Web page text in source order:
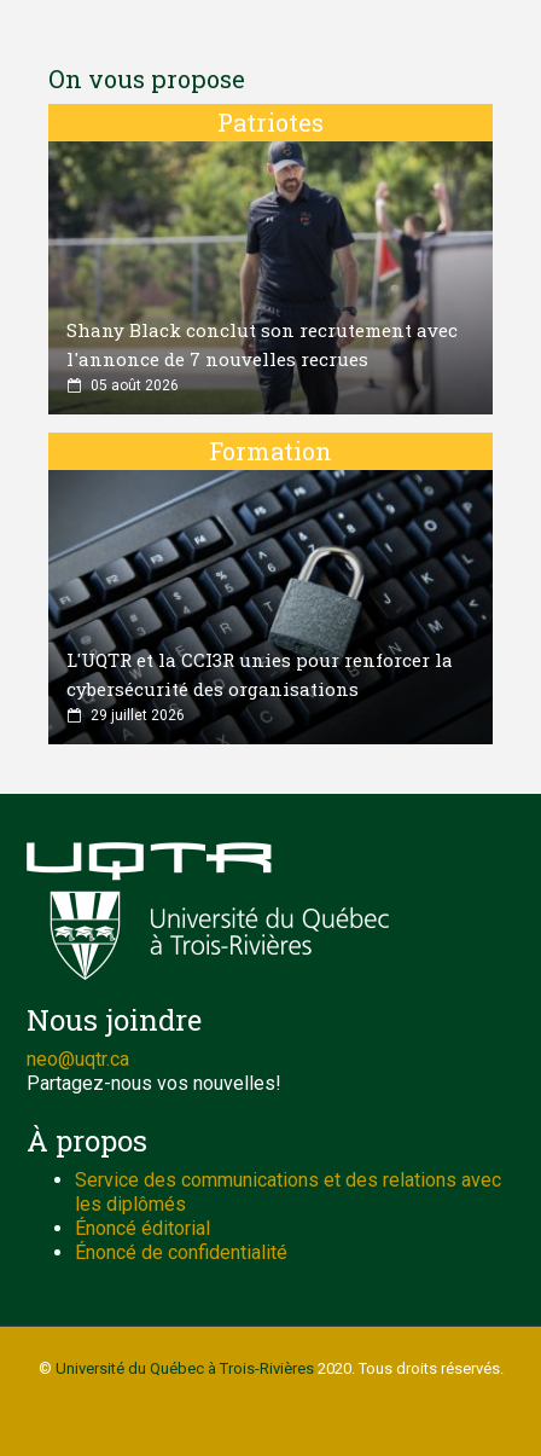
On vous propose
Patriotes
Shany Black conclut son recrutement avec
l'annonce de 7 nouvelles recrues
05 août 2026
Formation
L'UQTR et la CCI3R unies pour renforcer la
cybersécurité des organisations
29 juillet 2026
Nous joindre
neo@uqtr.ca
Partagez-nous vos nouvelles!
À propos
Service des communications et des relations avec
les diplômés
Énoncé éditorial
Énoncé de confidentialité
© Université du Québec à Trois-Rivières2020. Tous droits réservés.